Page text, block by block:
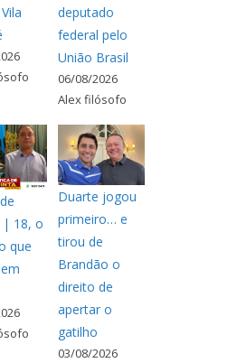
deputado
federal pelo
União Brasil
06/08/2026
Alex filósofo
| 18, o
que
Duarte jogou
primeiro… e
tirou de
Brandão o
direito de
apertar o
gatilho
03/08/2026